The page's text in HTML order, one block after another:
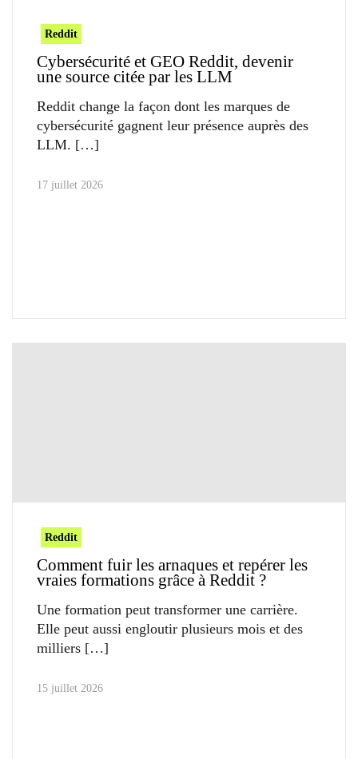
Reddit
Cybersécurité et GEO Reddit, devenir
une source citée par les LLM
Reddit change la façon dont les marques de
cybersécurité gagnent leur présence auprès des
LLM.
17 juillet 2026
Reddit
Comment fuir les arnaques et repérer les
vraies formations grâce à Reddit ?
Une formation peut transformer une carrière.
Elle peut aussi engloutir plusieurs mois et des
milliers
15 juillet 2026